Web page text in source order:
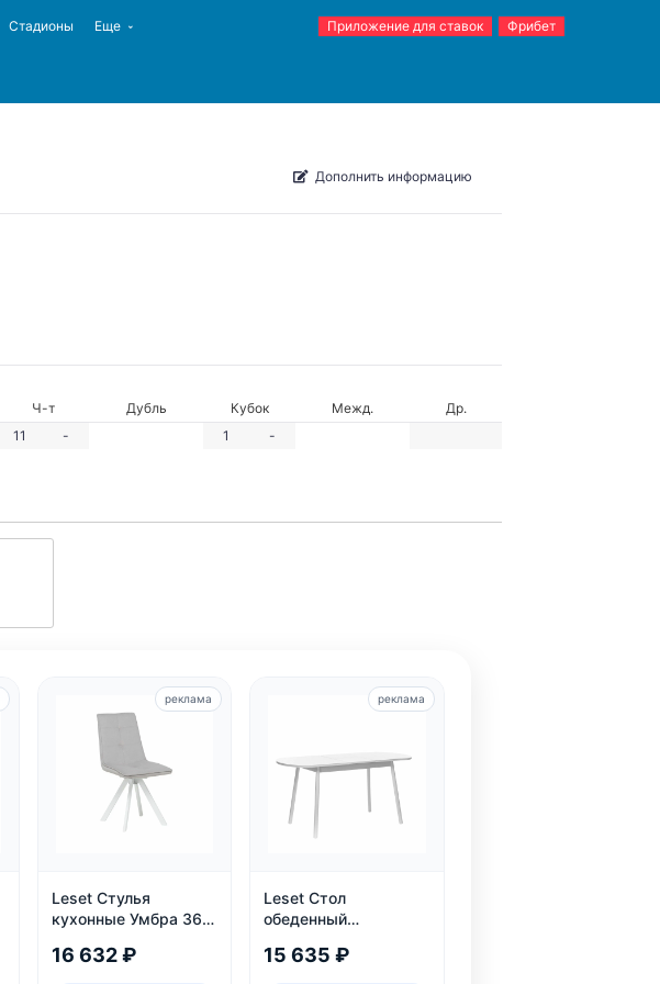
Стадионы Еще Приложение для ставок Фрибет
Дополнить информацию
Ч-т Дубль Кубок Межд.
Др.
11 - 1 -
Leset Стулья
кухонные Умбра 360,
16 632 ₽
реклама
Leset Стол
обеденный
15 635 ₽
реклама